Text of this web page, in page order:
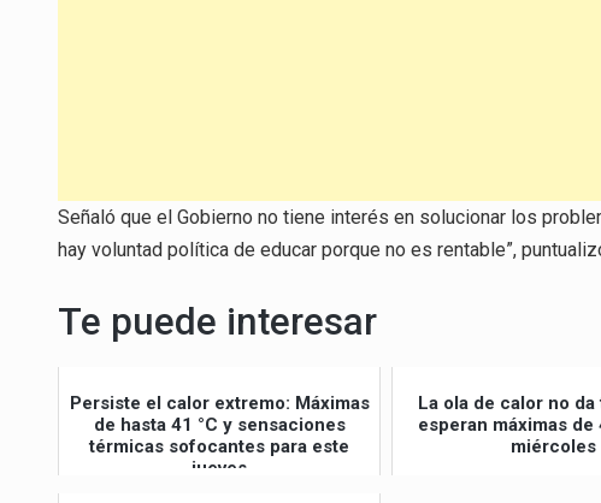
Señaló que el Gobierno no tiene interés en solucionar los
hay voluntad política de educar porque no es rentable”,
Te puede interesar
Persiste el calor extremo: Máximas
de hasta 41 °C y sensaciones
térmicas sofocantes para este
jueves
La ola de calor no da
esperan máximas de
miércoles